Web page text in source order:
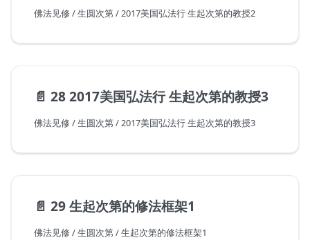
佛法见修 / 生圆次第 / 2017美国弘法行 生起次第的教授2
📄️ 28 2017美国弘法行 生起次第的教授3
佛法见修 / 生圆次第 / 2017美国弘法行 生起次第的教授3
📄️ 29 生起次第的修法框架1
佛法见修 / 生圆次第 / 生起次第的修法框架1